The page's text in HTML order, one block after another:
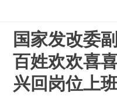
国家发改委
百姓欢欢喜
兴回岗位上